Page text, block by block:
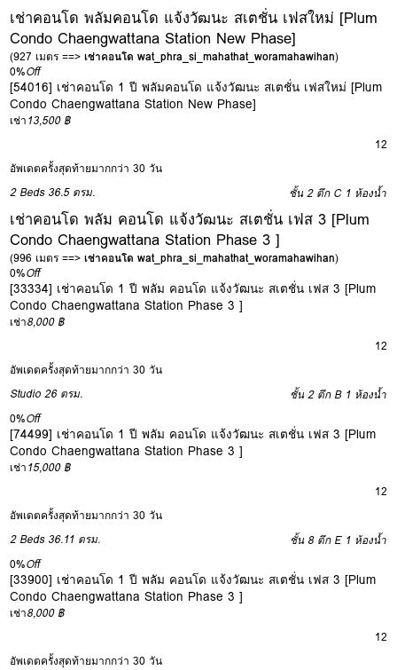
เช่าคอนโด พลัมคอนโด แจ้งวัฒนะ สเตชั่น เฟสใหม่ [Plum
Condo Chaengwattana Station New Phase]
(927 เมตร ==>เช่าคอนโด wat_phra_si_mahathat_woramahawihan)
0%Off
[54016] เช่าคอนโด 1 ปี พลัมคอนโด แจ้งวัฒนะ สเตชั่น เฟสใหม่ [Plum
Condo Chaengwattana Station New Phase]
เช่า13,500 ฿
12
อัพเดตครั้งสุดท้ายมากกว่า 30 วัน
2 Beds 36.5 ตรม. ชั้น 2 ตึก C 1 ห้องน้ำ
เช่าคอนโด พลัม คอนโด แจ้งวัฒนะ สเตชั่น เฟส 3 [Plum
Condo Chaengwattana Station Phase 3 ]
(996 เมตร ==>เช่าคอนโด wat_phra_si_mahathat_woramahawihan)
0%Off
[33334] เช่าคอนโด 1 ปี พลัม คอนโด แจ้งวัฒนะ สเตชั่น เฟส 3 [Plum
Condo Chaengwattana Station Phase 3 ]
เช่า8,000 ฿
12
อัพเดตครั้งสุดท้ายมากกว่า 30 วัน
Studio 26 ตรม. ชั้น 2 ตึก B 1 ห้องน้ำ
0%Off
[74499] เช่าคอนโด 1 ปี พลัม คอนโด แจ้งวัฒนะ สเตชั่น เฟส 3 [Plum
Condo Chaengwattana Station Phase 3 ]
เช่า15,000 ฿
12
อัพเดตครั้งสุดท้ายมากกว่า 30 วัน
2 Beds 36.11 ตรม. ชั้น 8 ตึก E 1 ห้องน้ำ
0%Off
[33900] เช่าคอนโด 1 ปี พลัม คอนโด แจ้งวัฒนะ สเตชั่น เฟส 3 [Plum
Condo Chaengwattana Station Phase 3 ]
เช่า8,000 ฿
12
อัพเดตครั้งสุดท้ายมากกว่า 30 วัน